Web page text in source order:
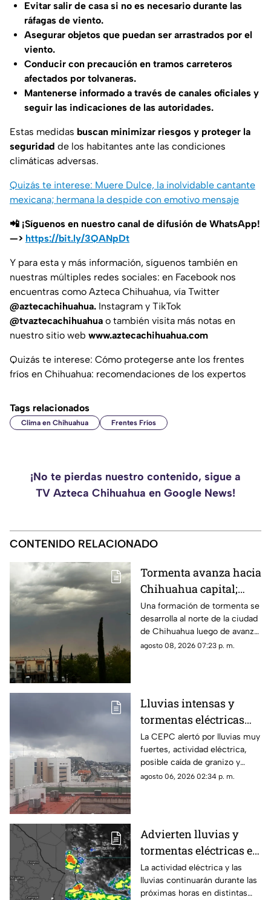
Evitar salir de casa si no es necesario durante las
ráfagas de viento.
Asegurar objetos que puedan ser arrastrados por el
viento.
Conducir con precaución en tramos carreteros
afectados por tolvaneras.
Mantenerse informado a través de canales oficiales y
seguir las indicaciones de las autoridades.
Estas medidas buscan minimizar riesgos y proteger la
seguridad de los habitantes ante las condiciones
climáticas adversas.
Quizás te interese: Muere Dulce, la inolvidable cantante
mexicana; hermana la despide con emotivo mensaje
📲 ¡Síguenos en nuestro canal de difusión de WhatsApp!
—> https://bit.ly/3QANpDt
Y para esta y más información, síguenos también en
nuestras múltiples redes sociales: en Facebook nos
encuentras como Azteca Chihuahua, vía Twitter
@aztecachihuahua. Instagram y TikTok
@tvaztecachihuahua o también visita más notas en
nuestro sitio web www.aztecachihuahua.com
Quizás te interese: Cómo protegerse ante los frentes
fríos en Chihuahua: recomendaciones de los expertos
Tags relacionados
Clima en Chihuahua Frentes Fríos
¡No te pierdas nuestro contenido, sigue a
TV Azteca Chihuahua en Google News!
CONTENIDO RELACIONADO
Tormenta avanza hacia
Chihuahua capital;
nube llega con polvo y
baja visibilidad
Una formación de tormenta se
desarrolla al norte de la ciudad
de Chihuahua luego de avanzar
desde Aldama.
agosto 08, 2026 07:23 p. m.
Lluvias intensas y
tormentas eléctricas
golpearán a
Chihuahua; prevén
calor de hasta 40°C
La CEPC alertó por lluvias muy
fuertes, actividad eléctrica,
posible caída de granizo y
rachas de viento para este
agosto 06, 2026 02:34 p. m.
Advierten lluvias y
tormentas eléctricas en
Chihuahua; emiten
aviso para 16
La actividad eléctrica y las
lluvias continuarán durante las
próximas horas en distintas